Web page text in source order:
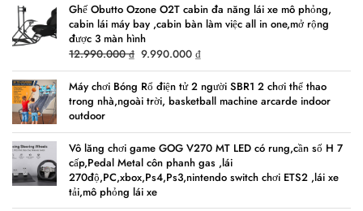
Ghế Obutto Ozone O2T cabin đa năng lái xe mô phỏng,
cabin lái máy bay ,cabin bàn làm việc all in one,mở rộng
được 3 màn hình
12.990.000₫ Original
price
was:
12.990.000 ₫.
9.990.000 ₫
price
is:
9.990.000 ₫.
Máy chơi Bóng Rổ điện tử 2 người SBR1 2 chơi thể thao
trong nhà,ngoài trời, basketball machine arcarde indoor
outdoor
Vô lăng chơi game GOG V270 MT LED có rung,cần số H 7
cấp,Pedal Metal côn phanh gas ,lái
270độ,PC,xbox,Ps4,Ps3,nintendo switch chơi ETS2 ,lái xe
tải,mô phỏng lái xe